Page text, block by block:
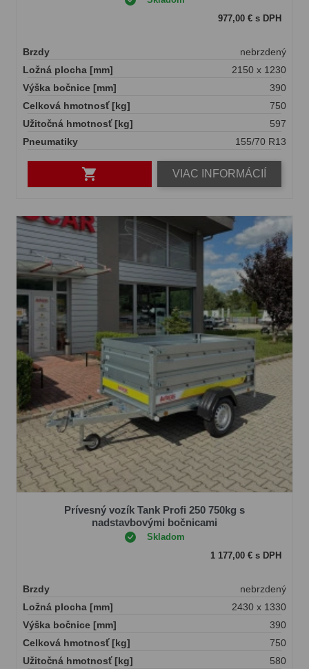
977,00 € s DPH
Brzdy
nebrzdený
Ložná plocha [mm]
2150 x 1230
Výška bočnice [mm]
390
Celková hmotnosť [kg]
750
Užitočná hmotnosť [kg]
597
Pneumatiky
155/70 R13
 VIAC INFORMÁCIÍ
Prívesný vozík Tank Profi 250 750kg s
nadstavbovými bočnicami
Skladom
1 177,00 € s DPH
Brzdy
nebrzdený
Ložná plocha [mm]
2430 x 1330
Výška bočnice [mm]
390
Celková hmotnosť [kg]
750
Užitočná hmotnosť [kg]
580